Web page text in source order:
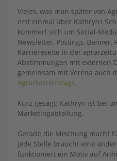
Vieles, was man später von
erst einmal über Kathryns
kümmert sich um Social-
Newsletter, Postings,
Karriereseite in der
Abstimmungen mit externen
gemeinsam mit Verena auch
Agrarkarrieretags.
Kurz gesagt: Kathryn ist bei
Marketingabteilung.
Gerade die Mischung macht
jede Stelle braucht eine
funktioniert ein Motiv auf